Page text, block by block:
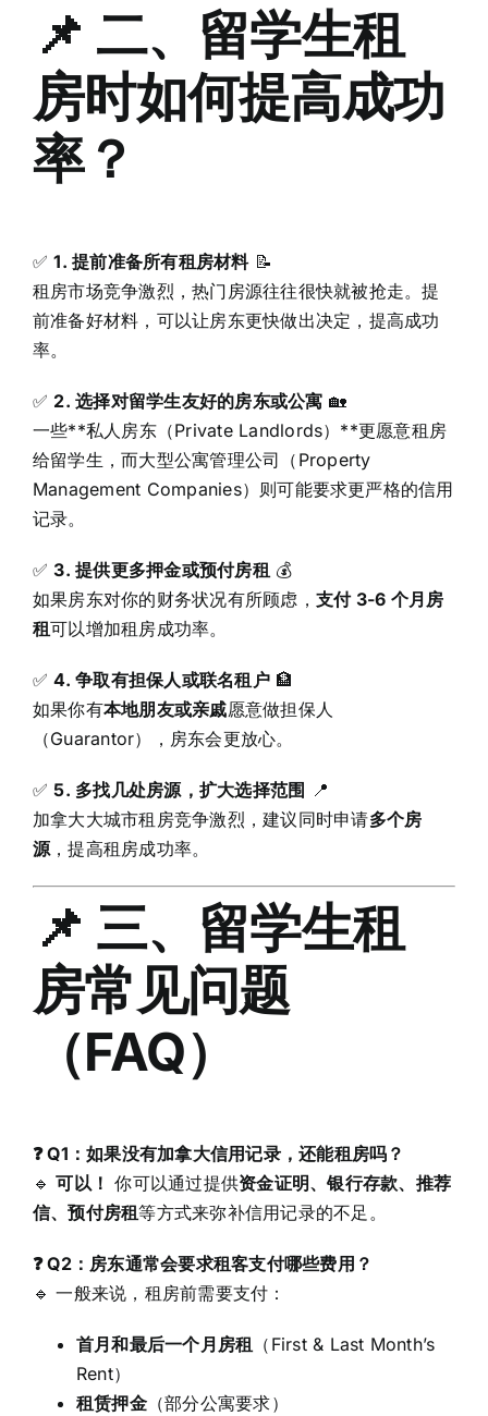
📌 二、留学生租
房时如何提高成功
率？
✅1. 提前准备所有租房材料📝
租房市场竞争激烈，热门房源往往很快就被抢走。提
前准备好材料，可以让房东更快做出决定，提高成功
率。
✅ 2. 选择对留学生友好的房东或公寓 🏡
一些**私人房东（Private Landlords）**更愿意租房
给留学生，而大型公寓管理公司（Property
Management Companies）则可能要求更严格的信用
记录。
✅3. 提供更多押金或预付房租 💰
如果房东对你的财务状况有所顾虑， 支付 3-6 个月房
租可以增加租房成功率。
✅4. 争取有担保人或联名租户🏦
如果你有本地朋友或亲戚愿意做担保人
（Guarantor），房东会更放心。
✅5. 多找几处房源，扩大选择范围 📍
加拿大大城市租房竞争激烈，建议同时申请多个房
源 ，提高租房成功率。
📌 三、留学生租
房常见问题
（FAQ）
❓ Q1：如果没有加拿大信用记录，还能租房吗？
🔹可以！ 你可以通过提供资金证明、银行存款、推荐
信、预付房租等方式来弥补信用记录的不足。
❓ Q2：房东通常会要求租客支付哪些费用？
🔹 一般来说，租房前需要支付：
首月和最后一个月房租 （First & Last Month’s
Rent）
租赁押金（部分公寓要求）